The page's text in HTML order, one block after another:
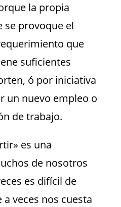
la propia
se provoque el
que
suficientes
ó por iniciativa
un nuevo empleo o
de trabajo.
es una
de nosotros
es difícil de
veces nos cuesta